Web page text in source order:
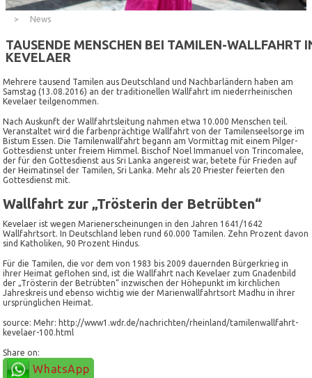
News
TAUSENDE MENSCHEN BEI TAMILEN-WALLFAHRT
KEVELAER
Mehrere tausend Tamilen aus Deutschland und Nachbarländern haben am
Samstag (13.08.2016) an der traditionellen Wallfahrt im niederrheinischen
Kevelaer teilgenommen.
Nach Auskunft der Wallfahrtsleitung nahmen etwa 10.000 Menschen teil.
Veranstaltet wird die farbenprächtige Wallfahrt von der Tamilenseelsorge im
Bistum Essen. Die Tamilenwallfahrt begann am Vormittag mit einem Pilger-
Gottesdienst unter freiem Himmel. Bischof Noel Immanuel von Trincomalee,
der für den Gottesdienst aus Sri Lanka angereist war, betete für Frieden auf
der Heimatinsel der Tamilen, Sri Lanka. Mehr als 20 Priester feierten den
Gottesdienst mit.
Wallfahrt zur „Trösterin der Betrübten“
Kevelaer ist wegen Marienerscheinungen in den Jahren 1641/1642
Wallfahrtsort. In Deutschland leben rund 60.000 Tamilen. Zehn Prozent davon
sind Katholiken, 90 Prozent Hindus.
Für die Tamilen, die vor dem von 1983 bis 2009 dauernden Bürgerkrieg in
ihrer Heimat geflohen sind, ist die Wallfahrt nach Kevelaer zum Gnadenbild
der „Trösterin der Betrübten“ inzwischen der Höhepunkt im kirchlichen
Jahreskreis und ebenso wichtig wie der Marienwallfahrtsort Madhu in ihrer
ursprünglichen Heimat.
source: Mehr: http://www1.wdr.de/nachrichten/rheinland/tamilenwallfahrt-
kevelaer-100.html
Share on:
WhatsApp